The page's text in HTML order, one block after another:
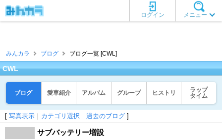
メニュー
ログイン
みんカラ ブログ ブログ一覧 [CWL]
CWL
ブログ 愛車紹介 アルバム グループ ヒストリ
ラップ
タイム
[ 写真表示 ｜ カテゴリ選択 ｜ 過去のブログ ]
サブバッテリー増設